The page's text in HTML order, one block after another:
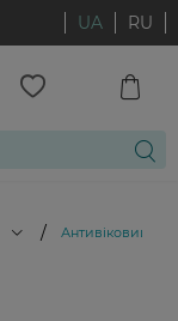
UA RU
/ Антивіковий